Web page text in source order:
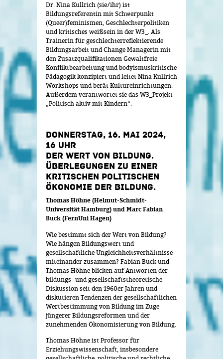
Dr. Nina Kullrich (sie/ihr) ist
Bildungsreferentin mit Schwerpunkt
(Queer)feminismen, Geschlechterpolitiken
und kritisches weißsein in der W3_. Als
Trainerin für geschlechterreflektierende
Bildungsarbeit und Change Managerin mit
den Zusatzqualifikationen Gewaltfreie
Konfliktbearbeitung und bodyismuskritische
Pädagogik konzipiert und leitet Nina Kullrich
Workshops und berät Kultureinrichtungen.
Außerdem verantwortet sie das W3_Projekt
„Politisch aktiv mit Kindern“.
DONNERSTAG, 16. MAI 2024,
16 UHR
DER WERT VON BILDUNG.
ÜBERLEGUNGEN ZU EINER
KRITISCHEN POLITISCHEN
ÖKONOMIE DER BILDUNG.
Thomas Höhne (Helmut-Schmidt-
Universität Hamburg) und Marc Fabian
Buck (FernUni Hagen)
Wie bestimmt sich der Wert von Bildung?
Wie hängen Bildungswert und
gesellschaftliche Ungleichheitsverhältnisse
miteinander zusammen? Fabian Buck und
Thomas Höhne blicken auf Antworten der
bildungs- und gesellschaftstheoretische
Diskussion seit den 1960er Jahren und
diskutieren Tendenzen der gesellschaftlichen
Wertbestimmung von Bildung im Zuge
jüngerer Bildungsreformen und der
zunehmenden Ökonomisierung von Bildung.
Thomas Höhne ist Professor für
Erziehungswissenschaft, insbesondere